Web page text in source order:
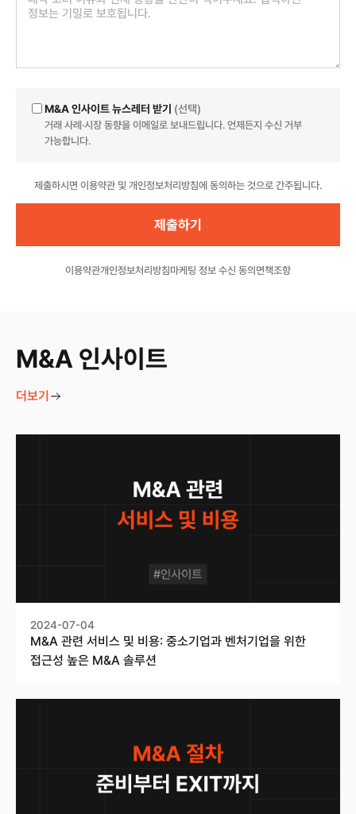
M&A 인사이트 뉴스레터 받기 (선택)
거래 사례·시장 동향을 이메일로 보내드립니다. 언제든지 수신 거부
가능합니다.
제출하시면 이용약관 및 개인정보처리방침에 동의하는 것으로 간주됩니다.
이용약관개인정보처리방침마케팅 정보 수신 동의 면책조항
M&A 인사이트
더보기
2024-07-04
M&A 관련 서비스 및 비용: 중소기업과 벤처기업을 위한
접근성 높은 M&A 솔루션